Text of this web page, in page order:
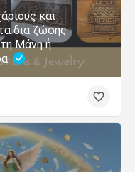
και
δια ζώσης
Μάνη ή